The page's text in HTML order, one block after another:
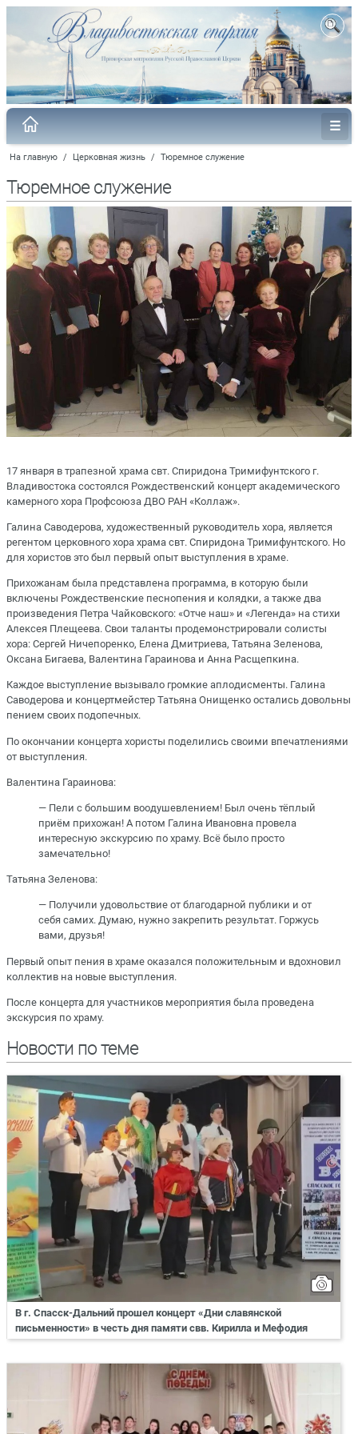
На главную / Церковная жизнь / Тюремное служение
Тюремное служение
17 января в трапезной храма свт. Спиридона Тримифунтского г.
Владивостока состоялся Рождественский концерт академического
камерного хора Профсоюза ДВО РАН «Коллаж».
Галина Саводерова, художественный руководитель хора, является
регентом церковного хора храма свт. Спиридона Тримифунтского. Но
для хористов это был первый опыт выступления в храме.
Прихожанам была представлена программа, в которую были
включены Рождественские песнопения и колядки, а также два
произведения Петра Чайковского: «Отче наш» и «Легенда» на стихи
Алексея Плещеева. Свои таланты продемонстрировали солисты
хора: Сергей Ничепоренко, Елена Дмитриева, Татьяна Зеленова,
Оксана Бигаева, Валентина Гараинова и Анна Расщепкина.
Каждое выступление вызывало громкие аплодисменты. Галина
Саводерова и концертмейстер Татьяна Онищенко остались довольны
пением своих подопечных.
По окончании концерта хористы поделились своими впечатлениями
от выступления.
Валентина Гараинова:
— Пели с большим воодушевлением! Был очень тёплый
приём прихожан! А потом Галина Ивановна провела
интересную экскурсию по храму. Всё было просто
замечательно!
Татьяна Зеленова:
— Получили удовольствие от благодарной публики и от
себя самих. Думаю, нужно закрепить результат. Горжусь
вами, друзья!
Первый опыт пения в храме оказался положительным и вдохновил
коллектив на новые выступления.
После концерта для участников мероприятия была проведена
экскурсия по храму.
Новости по теме
В г. Спасск-Дальний прошел концерт «Дни славянской
письменности» в честь дня памяти свв. Кирилла и Мефодия